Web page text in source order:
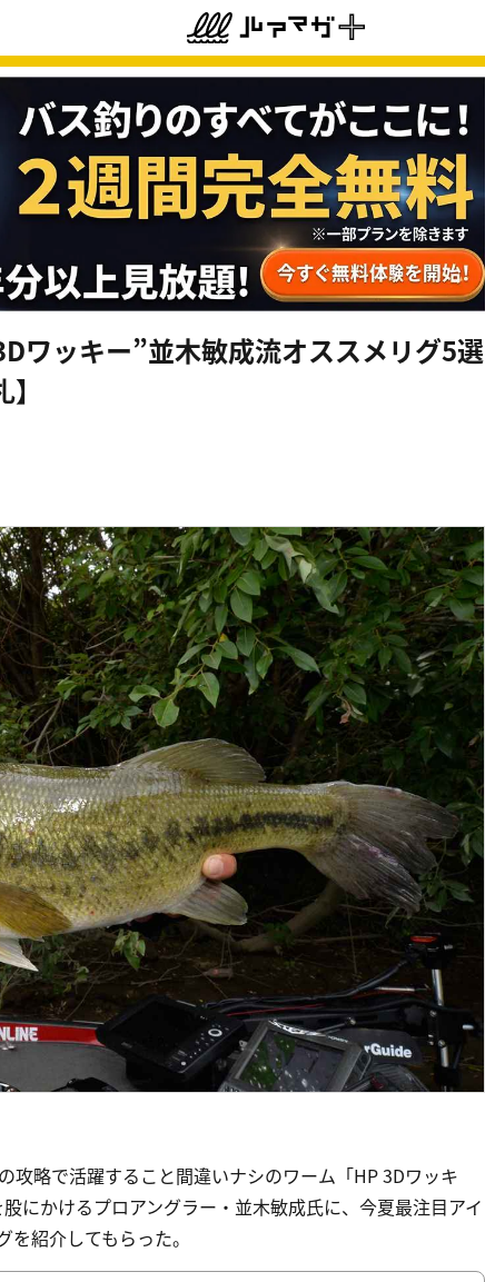
ワッキー”並木敏成流オススメリグ5選
攻略で活躍すること間違いナシのワーム「HP 3Dワッキ
にかけるプロアングラー・並木敏成氏に、今夏最注目アイ
紹介してもらった。